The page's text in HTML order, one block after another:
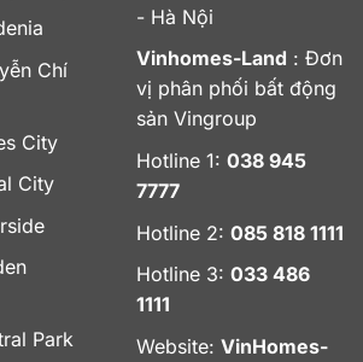
Chí
City
City
Park
- Hà Nội
Vinhomes-Land : Đơn
vị phân phối bất động
sản Vingroup
Hotline 1: 038 945
7777
Hotline 2: 085 818 1111
Hotline 3: 033 486
1111
Website: VinHomes-